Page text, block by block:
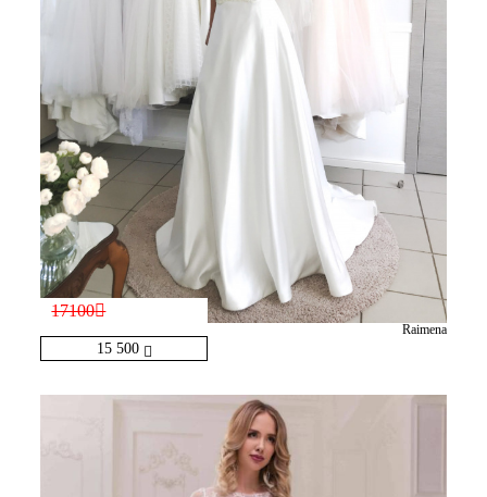
15 500
17100
Raimena